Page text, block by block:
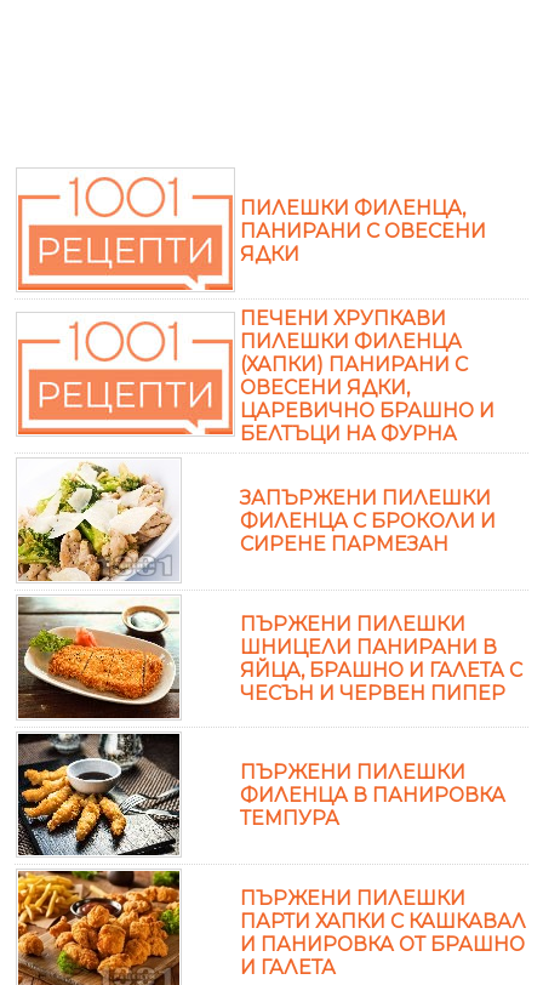
ПИЛЕШКИ ФИЛЕНЦА,
ПАНИРАНИ С ОВЕСЕНИ
ЯДКИ
ПЕЧЕНИ ХРУПКАВИ
ПИЛЕШКИ ФИЛЕНЦА
(ХАПКИ) ПАНИРАНИ С
ОВЕСЕНИ ЯДКИ,
ЦАРЕВИЧНО БРАШНО И
БЕЛТЪЦИ НА ФУРНА
ЗАПЪРЖЕНИ ПИЛЕШКИ
ФИЛЕНЦА С БРОКОЛИ И
СИРЕНЕ ПАРМЕЗАН
ПЪРЖЕНИ ПИЛЕШКИ
ШНИЦЕЛИ ПАНИРАНИ В
ЯЙЦА, БРАШНО И ГАЛЕТА С
ЧЕСЪН И ЧЕРВЕН ПИПЕР
ПЪРЖЕНИ ПИЛЕШКИ
ФИЛЕНЦА В ПАНИРОВКА
ТЕМПУРА
ПЪРЖЕНИ ПИЛЕШКИ
ПАРТИ ХАПКИ С КАШКАВАЛ
И ПАНИРОВКА ОТ БРАШНО
И ГАЛЕТА